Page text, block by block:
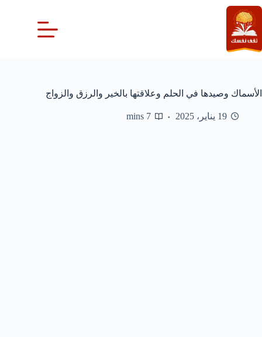
التجاوز
إلى
المحتوى
الأسماك وصيدها في الحلم وعلاقتها بالخير والرزق والزواج
19 يناير، 2025 7 mins